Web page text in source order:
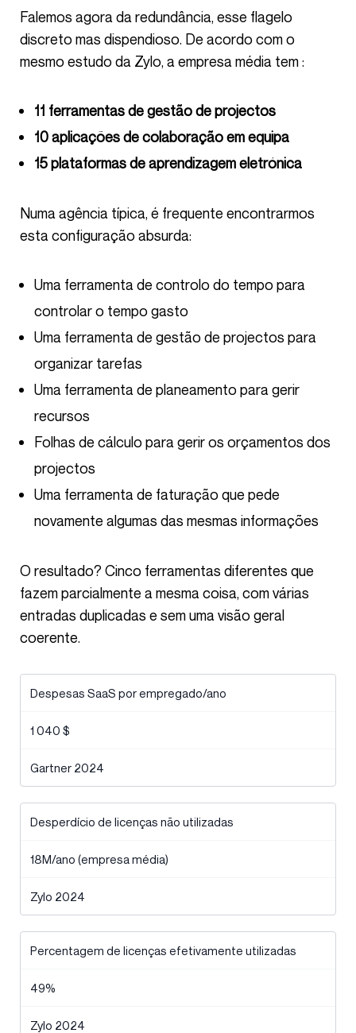
Falemos agora da redundância, esse flagelo
discreto mas dispendioso. De acordo com o
mesmo estudo da Zylo, a empresa média tem :
11 ferramentas de gestão de projectos
10 aplicações de colaboração em equipa
15 plataformas de aprendizagem eletrónica
Numa agência típica, é frequente encontrarmos
esta configuração absurda:
Uma ferramenta de controlo do tempo para
controlar o tempo gasto
Uma ferramenta de gestão de projectos para
organizar tarefas
Uma ferramenta de planeamento para gerir
recursos
Folhas de cálculo para gerir os orçamentos dos
projectos
Uma ferramenta de faturação que pede
novamente algumas das mesmas informações
O resultado? Cinco ferramentas diferentes que
fazem parcialmente a mesma coisa, com várias
entradas duplicadas e sem uma visão geral
coerente.
Despesas SaaS por empregado/ano
1 040 $
Gartner 2024
Desperdício de licenças não utilizadas
18M/ano (empresa média)
Zylo 2024
Percentagem de licenças efetivamente utilizadas
49%
Zylo 2024